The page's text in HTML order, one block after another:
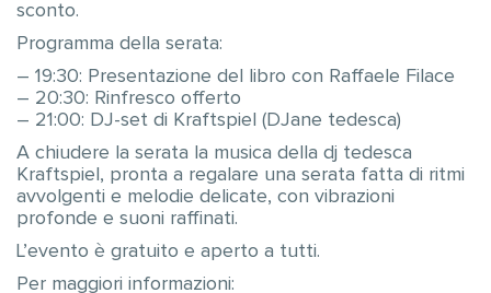
sconto.
Programma della serata:
– 19:30: Presentazione del libro con Raffaele Filace
– 20:30: Rinfresco offerto
– 21:00: DJ-set di Kraftspiel (DJane tedesca)
A chiudere la serata la musica della dj tedesca
Kraftspiel, pronta a regalare una serata fatta di ritmi
avvolgenti e melodie delicate, con vibrazioni
profonde e suoni raffinati.
L’evento è gratuito e aperto a tutti.
Per maggiori informazioni: